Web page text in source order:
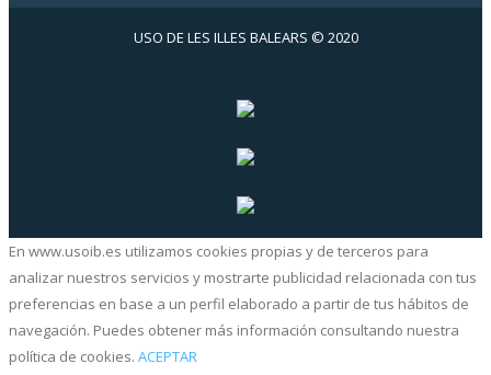
USO DE LES ILLES BALEARS © 2020
En www.usoib.es utilizamos cookies propias y de terceros para
analizar nuestros servicios y mostrarte publicidad relacionada con tus
preferencias en base a un perfil elaborado a partir de tus hábitos de
navegación. Puedes obtener más información consultando nuestra
política de cookies. ACEPTAR